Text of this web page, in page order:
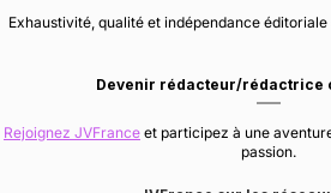
Exhaustivité, qualité et indépendance
Devenir rédacteur/rédactrice
Rejoignez JVFrance et participez à une
passion.